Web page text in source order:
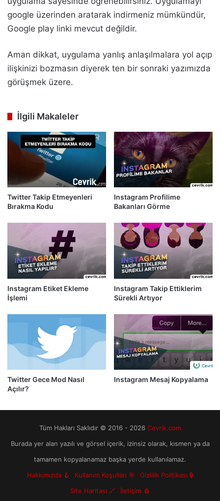
google üzerinden aratarak indirmeniz mümkündür,
Google play linki mevcut değildir.
Aman dikkat, uygulama yanlış anlaşılmalara yol açıp
ilişkinizi bozmasın diyerek ten bir sonraki yazımızda
görüşmek üzere.
İlgili Makaleler
Twitter Takip Etmeyenleri
Bırakma Kodu
Instagram Profilime
Bakanları Görme
Instagram Etiket Ekleme
İşlemi
Instagram Takip Ettiklerim
Sürekli Artıyor
Twitter Gece Mod Nasıl
Açılır?
Instagram Mesaj Kopyalama
Tüm Hakları Saklıdır © 2016 - 2026 Cevrik.com
Burada yer alan yazılı ve görsel içerik, izinsiz olarak, kısmen ya da
tamamen kopyalanamaz başka yerde kullanılamaz.
Hakkımızda 🪝
Kullanım Koşulları 🎯
Gizlilik Politikası 🔒
Site Haritası 🔗
İletişim 🩸